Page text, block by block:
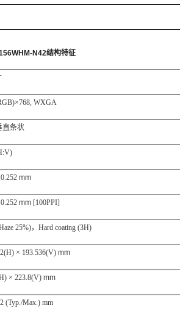
N42结构特征
WXGA
直条状
mm
mm [100PPI]
25%)，Hard coating (3H)
× 193.536(V) mm
× 223.8(V) mm
(Typ./Max.) mm